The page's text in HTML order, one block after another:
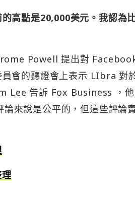
的高點是20,000美元。我認為
Powell 提出對
會的聽證會上表示 LIbra 對
Lee 告訴 Fox Business ，
來說是公平的，但這些評論